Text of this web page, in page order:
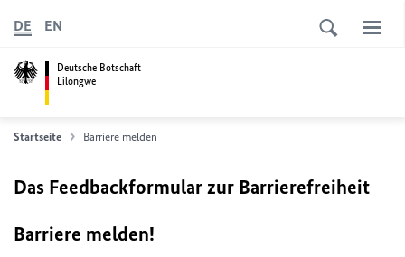
Deutsche Botschaft
Lilongwe
DE EN
Startseite Barriere melden
Das Feedbackformular zur Barrierefreiheit
Barriere melden!